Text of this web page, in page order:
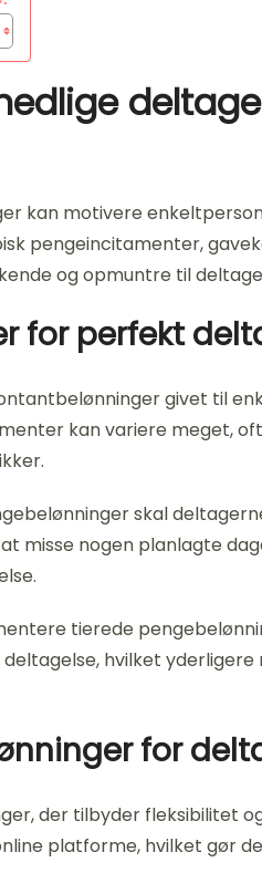
kan motivere
pengeincitamenter,
og opmuntre til
for perfekt
givet til
kan variere meget,
skal
misse nogen planlagte
tierede
hvilket
for
der tilbyder fleksibilitet
platforme, hvilket gør